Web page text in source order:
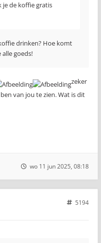
je de koffie gratis
drinken? Hoe komt
alle goeds!
zeker
van jou te zien. Wat is dit
wo 11 jun 2025, 08:18
5194